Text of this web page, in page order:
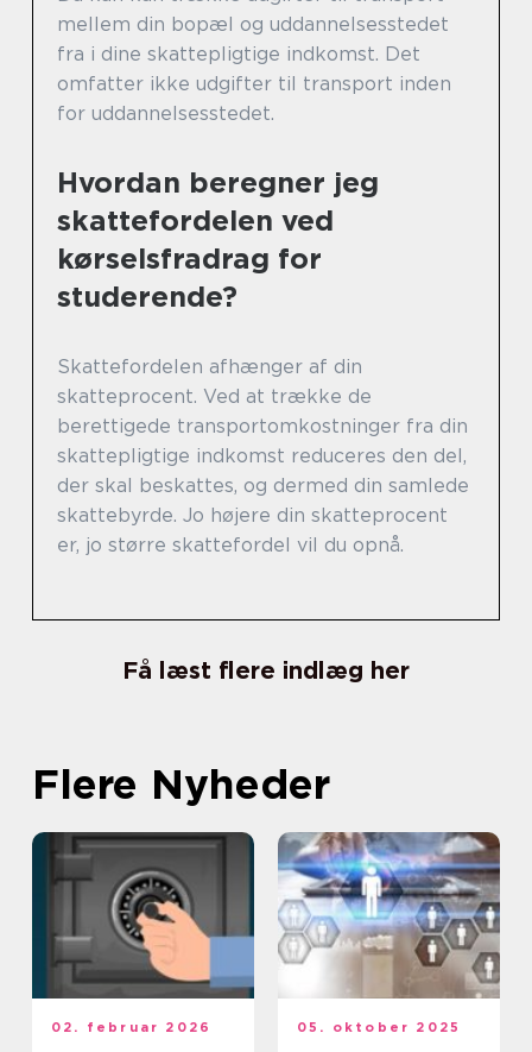
mellem din bopæl og uddannelsesstedet
fra i dine skattepligtige indkomst. Det
omfatter ikke udgifter til transport inden
for uddannelsesstedet.
Hvordan beregner jeg
skattefordelen ved
kørselsfradrag for
studerende?
Skattefordelen afhænger af din
skatteprocent. Ved at trække de
berettigede transportomkostninger fra din
skattepligtige indkomst reduceres den del,
der skal beskattes, og dermed din samlede
skattebyrde. Jo højere din skatteprocent
er, jo større skattefordel vil du opnå.
Få læst flere indlæg her
Flere Nyheder
02. februar 2026 05. oktober 2025